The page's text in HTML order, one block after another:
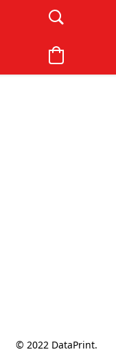
© 2022 DataPrint.